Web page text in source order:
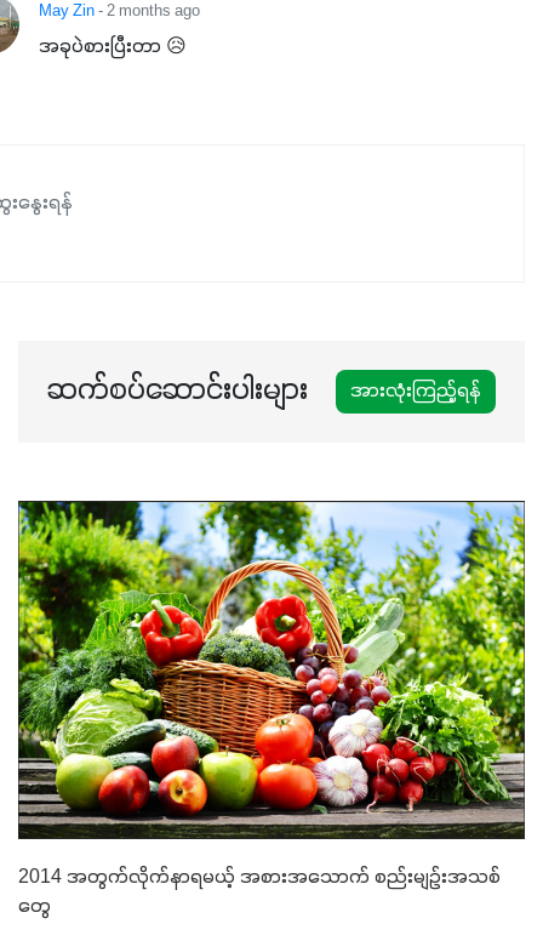
May Zin- 2 months ago
အခုပဲစားပြီးတာ 😥
နွေးရန်
ဆက်စပ်ဆောင်းပါးများ အားလုံးကြည့်ရန်
2014 အတွက်လိုက်နာရမယ့် အစားအသောက် စည်းမျဉ်းအသစ်
တွေ